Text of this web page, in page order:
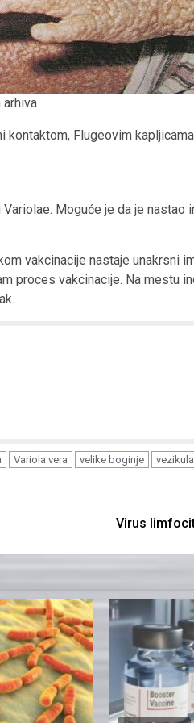
arhiva
Flugeovim
Moguće je da je nastao
vakcinacije nastaje unakrsni
proces vakcinacije. Na mestu
Variola vera velike boginje vezikula
Virus